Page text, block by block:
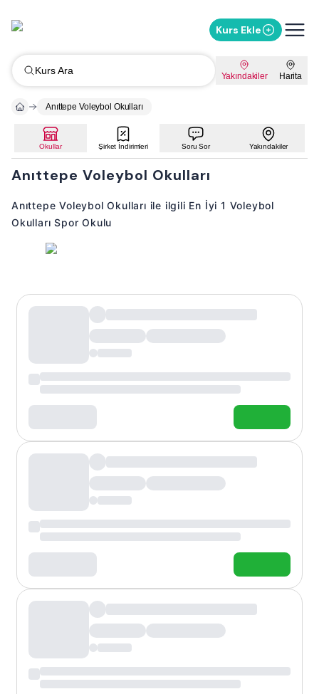
Kurs Ekle
Kurs Ara Yakındakiler Harita
Anıttepe Voleybol Okulları
Okullar Şirket İndirimleri Soru Sor Yakındakiler
Anıttepe Voleybol Okulları
Anıttepe Voleybol Okulları ile ilgili En İyi 1 Voleybol
Okulları Spor Okulu